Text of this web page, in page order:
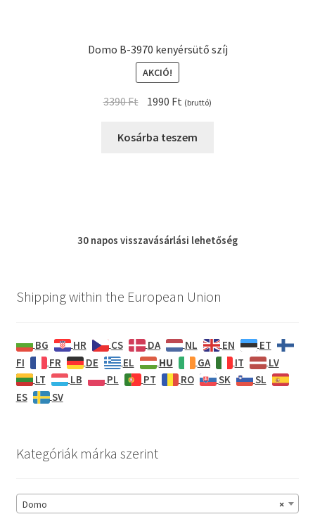
Domo B-3970 kenyérsütő szíj
AKCIÓ!
3390Ft Original
was:
1990 Ft Current
is:
(bruttó)
Kosárba teszem
30 napos visszavásárlási lehetőség
Shipping within the European Union
BG HR CS DA NL EN
ET
FI
FR DE EL HU GA IT
LV
LT
LB PL PT RO SK
SL
ES
SV
Kategóriák márka szerint
×
Domo